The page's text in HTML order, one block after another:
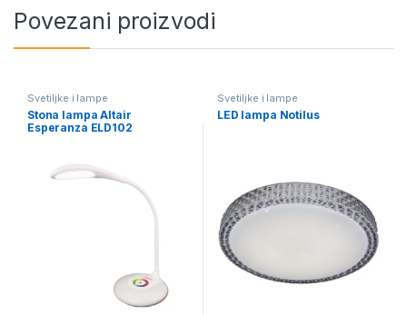
Povezani proizvodi
Svetiljke i lampe
Stona lampa Altair
Esperanza ELD102
Svetiljke i lampe
LED lampa Notilus